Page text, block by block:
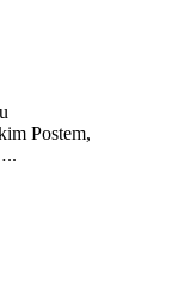
Postem,